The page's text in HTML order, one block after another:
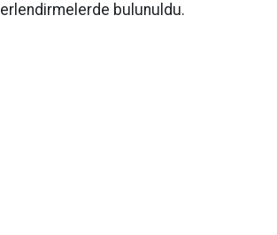
bulunuldu.